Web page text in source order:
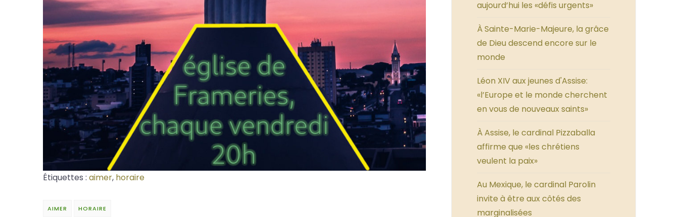
Étiquettes : aimer, horaire
AIMER HORAIRE
aujourd’hui les «défis urgents»
À Sainte-Marie-Majeure, la grâce
de Dieu descend encore sur le
monde
Léon XIV aux jeunes d'Assise:
«l’Europe et le monde cherchent
en vous de nouveaux saints»
À Assise, le cardinal Pizzaballa
affirme que «les chrétiens
veulent la paix»
Au Mexique, le cardinal Parolin
invite à être aux côtés des
marginalisées